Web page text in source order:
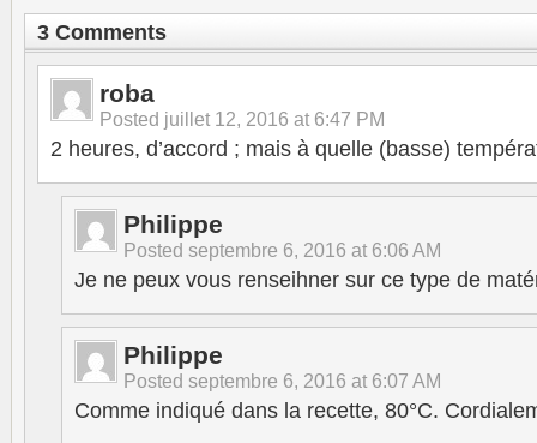
3 Comments
roba
Posted juillet 12, 2016 at 6:47 PM
2 heures, d’accord ; mais à quelle (basse)
Philippe
Posted septembre 6, 2016 at 6:06 AM
Je ne peux vous renseihner sur ce type de
Philippe
Posted septembre 6, 2016 at 6:07 AM
Comme indiqué dans la recette, 80°C.